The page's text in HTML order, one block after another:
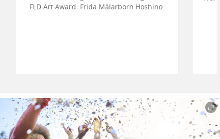
FLD Art Award: Frida Mälarborn Hoshino.